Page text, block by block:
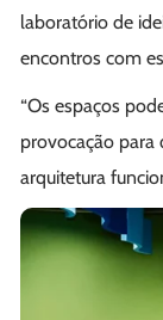
laboratório de
encontros com
“Os espaços
provocação para
arquitetura